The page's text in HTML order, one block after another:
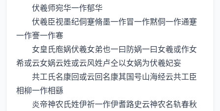
伏羲师宛华一作郁华
伏羲臣视墨纪侗蹇脩墨一作冒一作黙侗一作通蹇
一作謇一作寋
女皇氏庖娲伏羲女弟也一曰防娲一曰女羲或作女
希或云女娲云姓或云风姓卢仝以女娲为伏羲妃妄
共工氏名康回或云回名康其国号山海经云共工臣
相柳一作相繇
炎帝神农氏姓伊祈一作伊耆路史云神农名轨春秋